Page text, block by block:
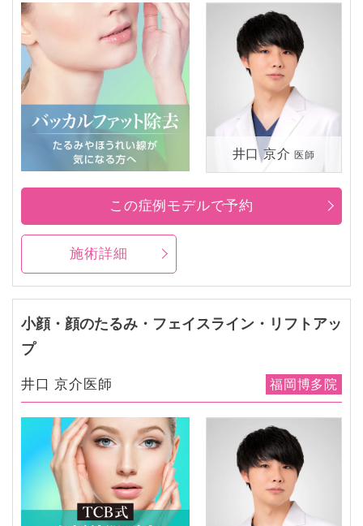
井口 京介 医師
施術詳細
この症例モデルで予約
小顔・顔のたるみ・フェイスライン・リフトアッ
プ
井口 京介医師 福岡博多院